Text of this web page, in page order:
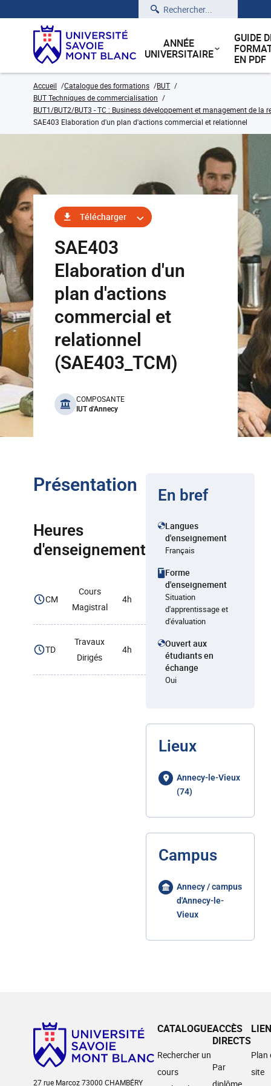
Rechercher
ANNÉE
UNIVERSITAIRE
GUIDE
EN PDF
Accueil Catalogue des formations
BUT
BUT Techniques de commercialisation
BUT1/BUT2/BUT3 - TC : Business développement et management de
SAE403 Elaboration d'un plan d'actions commercial et relationnel
Télécharger
SAE403
Elaboration d'un
plan d'actions
commercial et
relationnel
(SAE403_TCM)
benefits
COMPOSANTE
IUT d'Annecy
Présentation
Heures
d'enseignement
CM
Cours
Magistral
4h
TD
Travaux
Dirigés
4h
En bref
Langues
d'enseignement
Français
Forme
d'enseignement
Situation
d'apprentissage et
d'évaluation
Ouvert aux
étudiants en
échange
Oui
Lieux
Annecy-le-Vieux
(74)
Campus
Annecy / campus
d'Annecy-le-
Vieux
27 rue Marcoz 73000 CHAMBÉRY
CATALOGUE
Rechercher un
cours
ACCÈS
DIRECTS
Par
Plan
site